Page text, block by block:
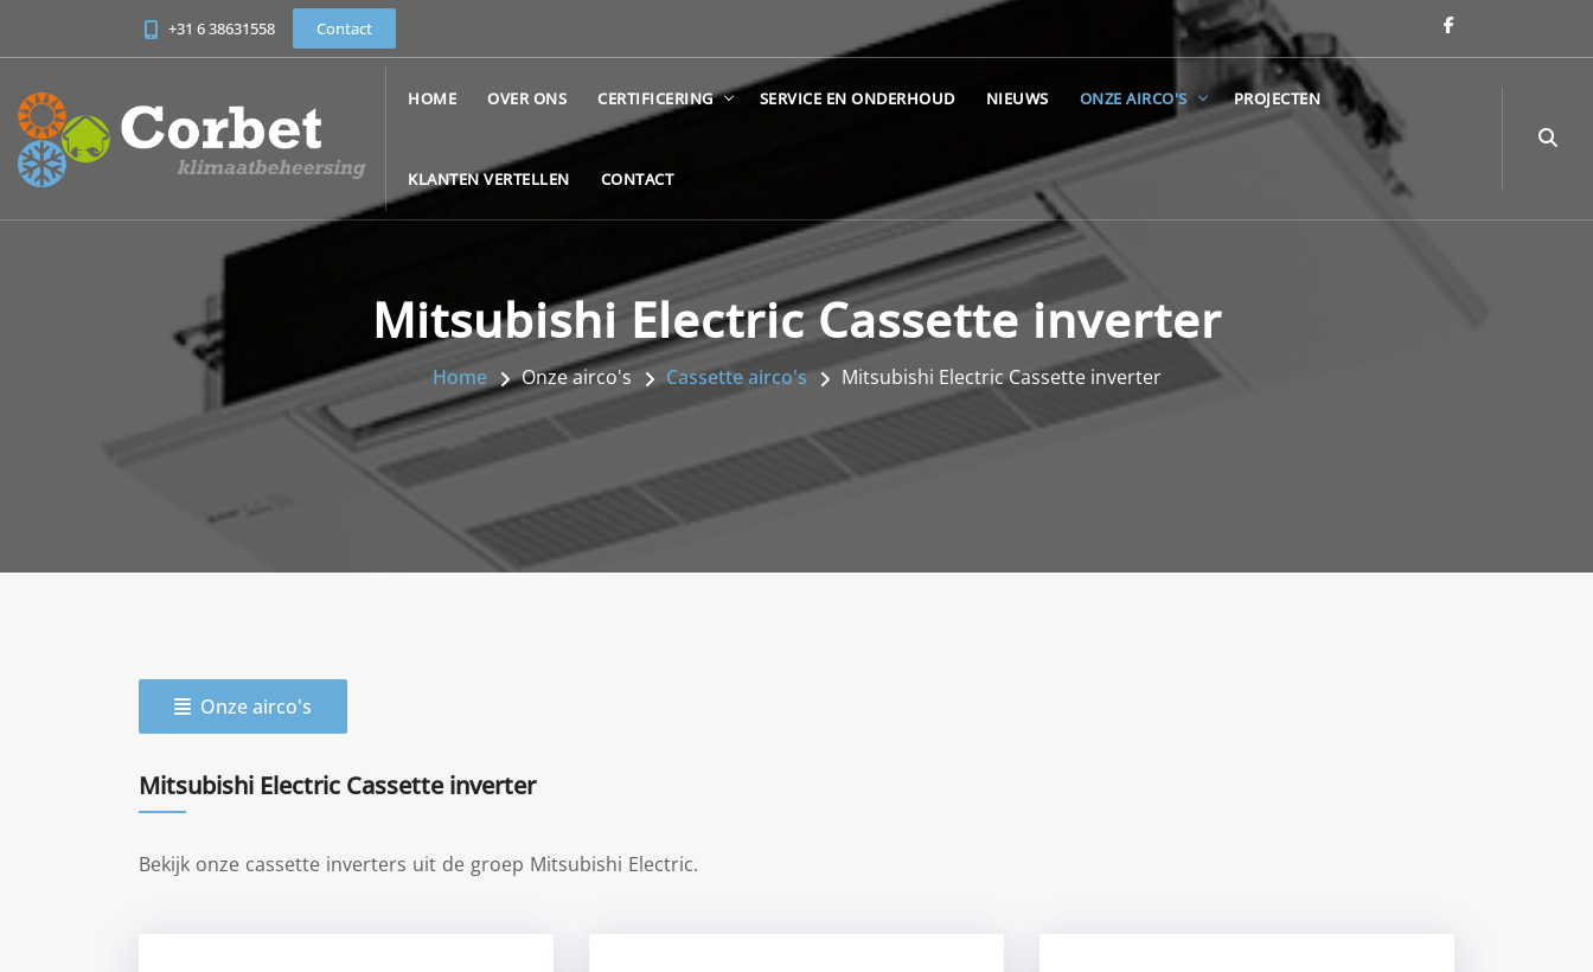
+31 6 38631558 Contact
HOME OVER ONS CERTIFICERING SERVICE EN ONDERHOUD NIEUWS ONZE AIRCO'S PROJECTEN
KLANTEN VERTELLEN CONTACT
Mitsubishi Electric Cassette inverter
Home Onze airco's Cassette airco's Mitsubishi Electric Cassette inverter
Onze airco's
Mitsubishi Electric Cassette inverter
Bekijk onze cassette inverters uit de groep Mitsubishi Electric.